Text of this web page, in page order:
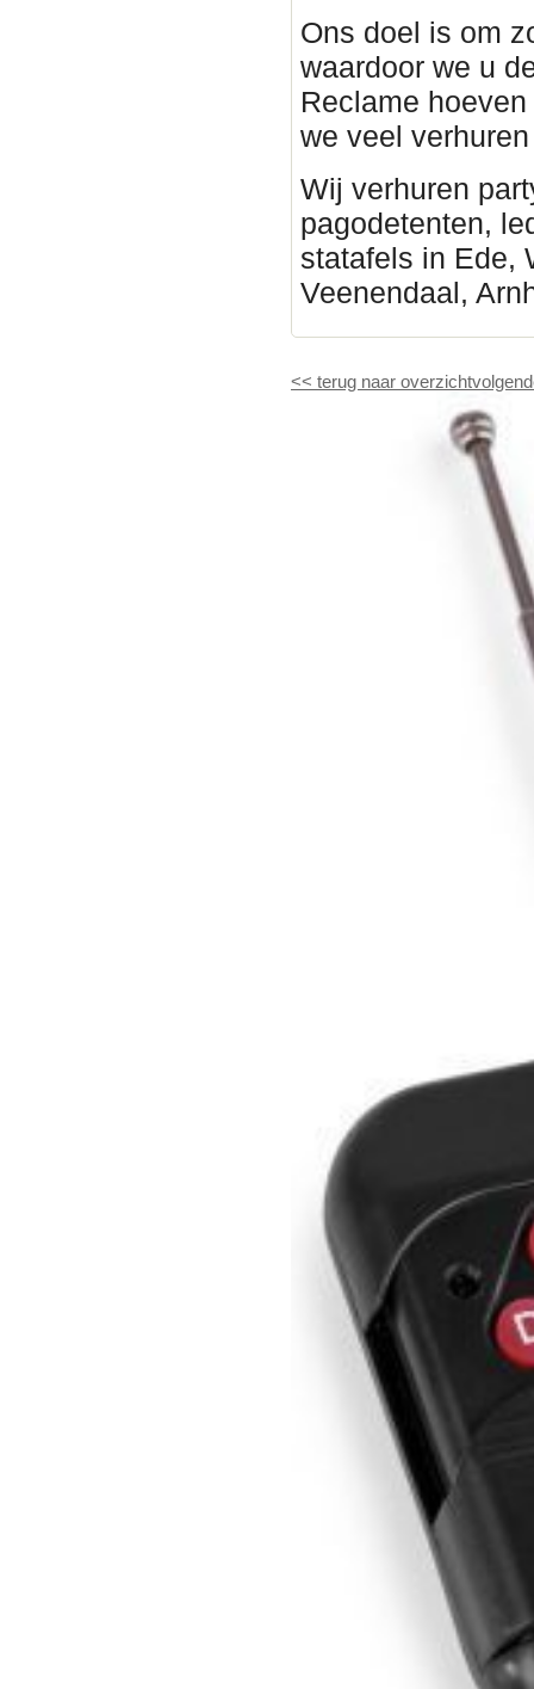
Ons doel is om
waardoor we u
Reclame
we veel
Wij verhuren
pagodetenten,
statafels in Ede,
Veenendaal,
<< terug naar overzicht